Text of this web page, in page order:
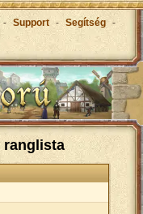
- Support - Segítség -
ranglista